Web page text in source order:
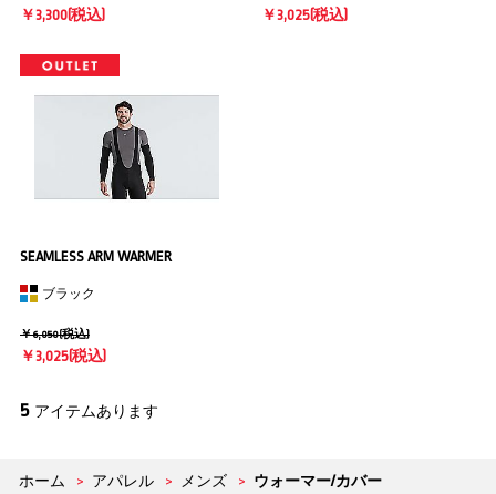
￥3,300(税込) ￥3,025(税込)
SEAMLESS ARM WARMER
ブラック
￥6,050(税込)
￥3,025(税込)
5 アイテムあります
ホーム > アパレル > メンズ > ウォーマー/カバー